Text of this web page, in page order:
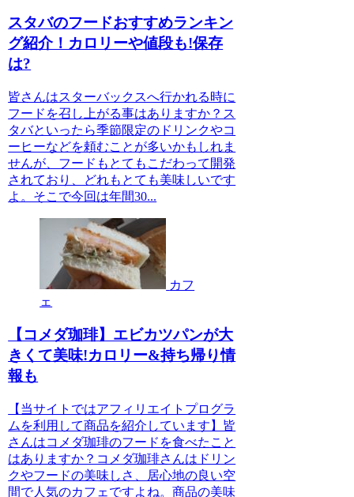
スタバのフードおすすめランキン
グ紹介！カロリーや値段も!保存
は?
皆さんはスターバックスへ行かれる時に
フードを召し上がる事はありますか？ス
タバといったら季節限定のドリンクやコ
ーヒーなどを頼むことが多いかもしれま
せんが、フードもとてもこだわって開発
されており、どれもとても美味しいです
よ。そこで今回は年間30...
カフ
ェ
【コメダ珈琲】エビカツパンが大
きくて美味!カロリー&持ち帰り情
報も
【当サイトではアフィリエイトプログラ
ムを利用して商品を紹介しています】皆
さんはコメダ珈琲のフードを食べたこと
はありますか？コメダ珈琲さんはドリン
クやフードの美味しさ、居心地の良い空
間で人気のカフェですよね。商品の美味